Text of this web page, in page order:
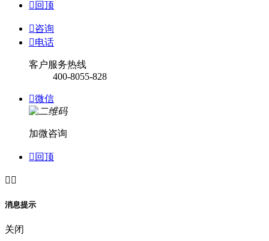
 回顶
咨询
电话
客户服务热线
400-8055-828
微信
加微咨询
 回顶
 
消息提示
关闭